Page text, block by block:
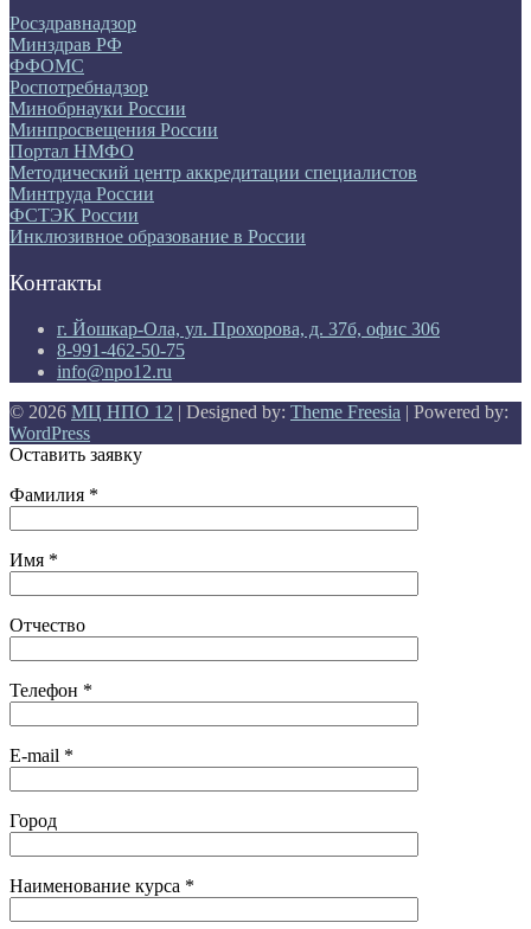
Росздравнадзор
Минздрав РФ
ФФОМС
Роспотребнадзор
Минобрнауки России
Минпросвещения России
Портал НМФО
Методический центр аккредитации специалистов
Минтруда России
ФСТЭК России
Инклюзивное образование в России
Контакты
г. Йошкар-Ола, ул. Прохорова, д. 37б, офис 306
8-991-462-50-75
info@npo12.ru
© 2026 МЦ НПО 12 | Designed by: Theme Freesia | Powered by:
WordPress
Оставить заявку
Фамилия *
Имя *
Отчество
Телефон *
E-mail *
Город
Наименование курса *